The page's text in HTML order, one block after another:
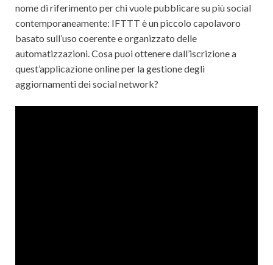
nome di riferimento per chi vuole pubblicare su più social
contemporaneamente: IFTTT è un piccolo capolavoro
basato sull’uso coerente e organizzato delle
automatizzazioni. Cosa puoi ottenere dall’iscrizione a
quest’applicazione online per la gestione degli
aggiornamenti dei social network?